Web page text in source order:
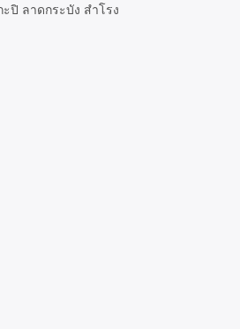
ปิ ลาดกระบัง สำโรง